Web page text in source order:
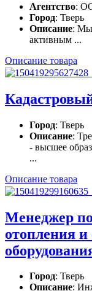
Агентство:
Город: Тверь
Описание: Мы
активным ...
Описание товара
Город: Тверь
Описание:
- высшее
...
Описание товара
Менеджер
отопления и
Город: Тверь
Описание: